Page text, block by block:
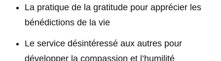
La pratique de la gratitude pour apprécier les
bénédictions de la vie
Le service désintéressé aux autres pour
développer la compassion et l’humilité